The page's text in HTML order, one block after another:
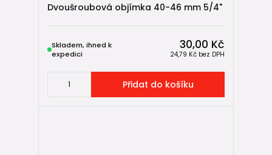
Dvoušroubová objímka 40-46 mm 5/4"
30,00 Kč
24,79 Kč bez DPH
Skladem, ihned k
expedici
Přidat do košíku